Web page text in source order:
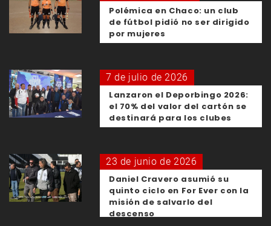
Polémica en Chaco: un club
de fútbol pidió no ser dirigido
por mujeres
7 de julio de 2026
Lanzaron el Deporbingo 2026:
el 70% del valor del cartón se
destinará para los clubes
23 de junio de 2026
Daniel Cravero asumió su
quinto ciclo en For Ever con la
misión de salvarlo del
descenso